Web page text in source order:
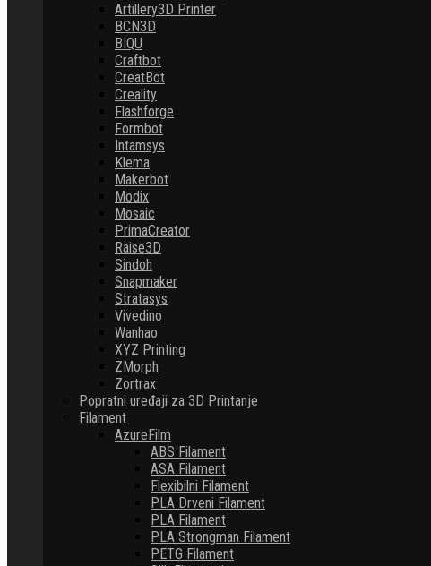
Artillery3D Printer
BCN3D
BIQU
Craftbot
CreatBot
Creality
Flashforge
Formbot
Intamsys
Klema
Makerbot
Modix
Mosaic
PrimaCreator
Raise3D
Sindoh
Snapmaker
Stratasys
Vivedino
Wanhao
XYZ Printing
ZMorph
Zortrax
Popratni uređaji za 3D Printanje
Filament
AzureFilm
ABS Filament
ASA Filament
Flexibilni Filament
PLA Drveni Filament
PLA Filament
PLA Strongman Filament
PETG Filament